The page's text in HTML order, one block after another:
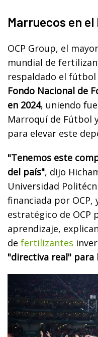
Marruecos en el
OCP Group, el
mundial de
respaldado el
Fondo Nacional de
en 2024, uniendo
Marroquí de Fútbol
para elevar este
"Tenemos este
del país", dijo
Universidad
financiada por
estratégico de OCP
aprendizaje,
de fertilizantes
"directiva real" para